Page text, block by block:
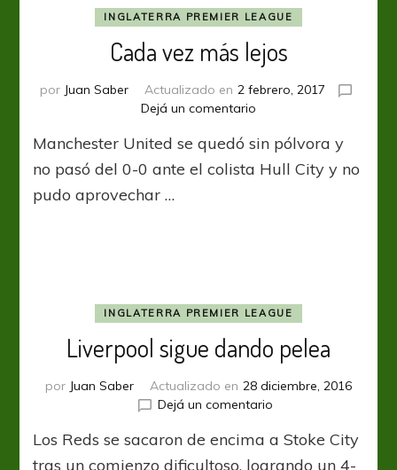
INGLATERRA PREMIER LEAGUE
Cada vez más lejos
por Juan Saber Actualizado en 2 febrero, 2017
Dejá un comentario
vez
más
Manchester United se quedó sin pólvora y
no pasó del 0-0 ante el colista Hull City y no
pudo aprovechar …
INGLATERRA PREMIER LEAGUE
Liverpool sigue dando pelea
por Juan Saber Actualizado en 28 diciembre, 2016
Dejá un comentarioen
sigue
dando
Los Reds se sacaron de encima a Stoke City
tras un comienzo dificultoso, logrando un 4-